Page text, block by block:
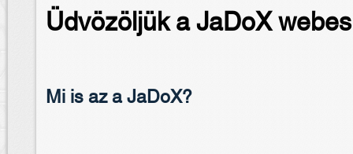
Üdvözöljük a JaDoX
Mi is az a JaDoX?